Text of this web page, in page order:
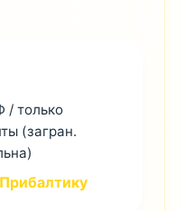
/ только
(загран.